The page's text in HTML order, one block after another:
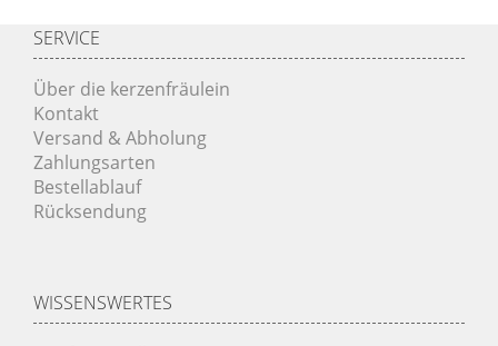
SERVICE
Über die kerzenfräulein
Kontakt
Versand & Abholung
Zahlungsarten
Bestellablauf
Rücksendung
WISSENSWERTES